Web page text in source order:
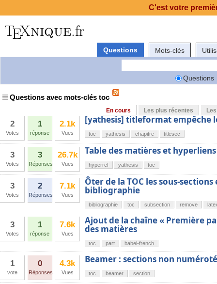
Questions Mots-clés
Questions
Questions avec mots-clés toc
En cours Les plus récentes
2
Votes
1
réponse
2.1k
Vues
[yathesis] titleformat empêche
toc yathesis chapitre titlesec
3
Votes
3
Réponses
26.7k
Vues
Table des matières et
hyperref yathesis toc
3
Votes
2
Réponses
7.1k
Vues
Ôter de la TOC les sous-
bibliographie
bibliographie toc subsection remove
3
Votes
1
réponse
7.6k
Vues
Ajout de la chaîne « Première
des matières
toc part babel-french
1
vote
0
Réponses
4.3k
Vues
Beamer : sections non
toc beamer section
C'est votre